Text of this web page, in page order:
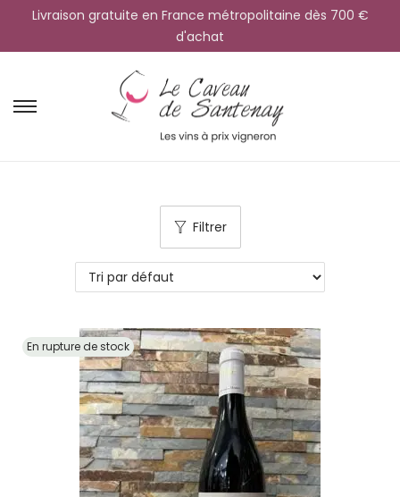
Livraison gratuite en France métropolitaine dès 700 €
d'achat
Filtrer
En rupture de stock